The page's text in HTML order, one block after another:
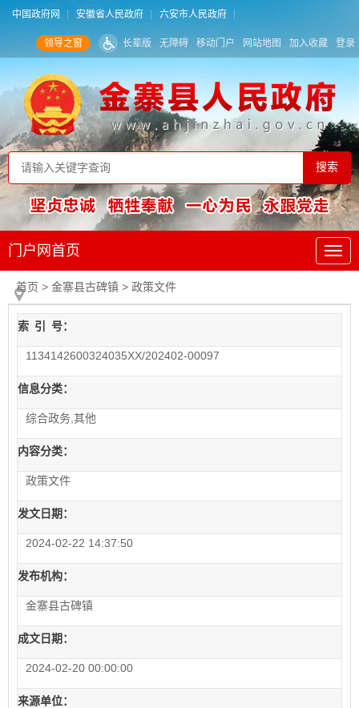
中国政府网 安徽省人民政府 六安市人民政府
领导之窗 长辈版 无障碍 移动门户 网站地图 加入收藏 登录
门户网首页
首页 > 金寨县古碑镇 > 政策文件
索 引 号：
1134142600324035XX/202402-00097
信息分类：
综合政务,其他
内容分类：
政策文件
发文日期：
2024-02-22 14:37:50
发布机构：
金寨县古碑镇
成文日期：
2024-02-20 00:00:00
来源单位：